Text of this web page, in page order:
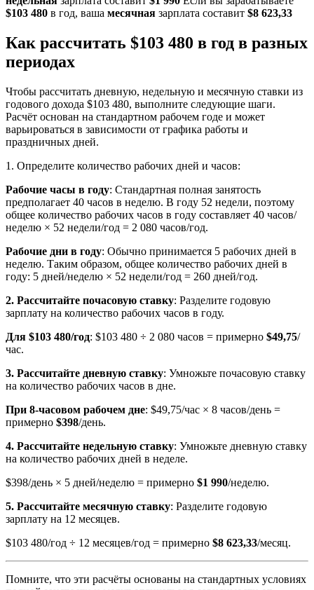
$103 480 в год, ваша месячная зарплата составит $8 623,33
Как рассчитать $103 480 в год в разных
периодах
Чтобы рассчитать дневную, недельную и месячную ставки из
годового дохода $103 480, выполните следующие шаги.
Расчёт основан на стандартном рабочем годе и может
варьироваться в зависимости от графика работы и
праздничных дней.
1. Определите количество рабочих дней и часов:
Рабочие часы в году: Стандартная полная занятость
предполагает 40 часов в неделю. В году 52 недели, поэтому
общее количество рабочих часов в году составляет 40 часов/
неделю × 52 недели/год = 2 080 часов/год.
Рабочие дни в году: Обычно принимается 5 рабочих дней в
неделю. Таким образом, общее количество рабочих дней в
году: 5 дней/неделю × 52 недели/год = 260 дней/год.
2. Рассчитайте почасовую ставку: Разделите годовую
зарплату на количество рабочих часов в году.
Для $103 480/год: $103 480 ÷ 2 080 часов = примерно $49,75/
час.
3. Рассчитайте дневную ставку: Умножьте почасовую ставку
на количество рабочих часов в дне.
При 8-часовом рабочем дне: $49,75/час × 8 часов/день =
примерно $398/день.
4. Рассчитайте недельную ставку: Умножьте дневную ставку
на количество рабочих дней в неделе.
$398/день × 5 дней/неделю = примерно $1 990/неделю.
5. Рассчитайте месячную ставку: Разделите годовую
зарплату на 12 месяцев.
$103 480/год ÷ 12 месяцев/год = примерно $8 623,33/месяц.
Помните, что эти расчёты основаны на стандартных условиях